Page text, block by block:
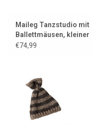
Maileg Tanzstudio mit
Ballettmäusen, kleiner
Schwester und Bruder
€74,99